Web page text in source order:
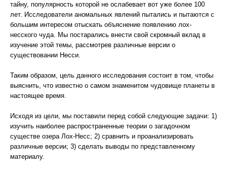
тайну, популярность которой не ослабевает вот уже более 100
лет. Исследователи аномальных явлений пытались и пытаются с
большим интересом отыскать объяснение появлению лох-
несского чуда. Мы постарались внести свой скромный вклад в
изучение этой темы, рассмотрев различные версии о
существовании Несси.
Таким образом, цель данного исследования состоит в том, чтобы
выяснить, что известно о самом знаменитом чудовище планеты в
настоящее время.
Исходя из цели, мы поставили перед собой следующие задачи: 1)
изучить наиболее распространенные теории о загадочном
существе озера Лох-Несс; 2) сравнить и проанализировать
различные версии; 3) сделать выводы по представленному
материалу.